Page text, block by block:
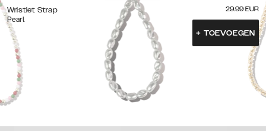
Wristlet Strap
Pearl
29.99 EUR
+ TOEVOEGEN